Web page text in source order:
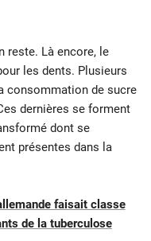
reste. Là encore, le
les dents. Plusieurs
consommation de sucre
dernières se forment
dont se
présentes dans la
faisait classe
de la tuberculose